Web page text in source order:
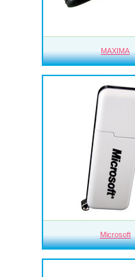
MAXIMA
Microsoft